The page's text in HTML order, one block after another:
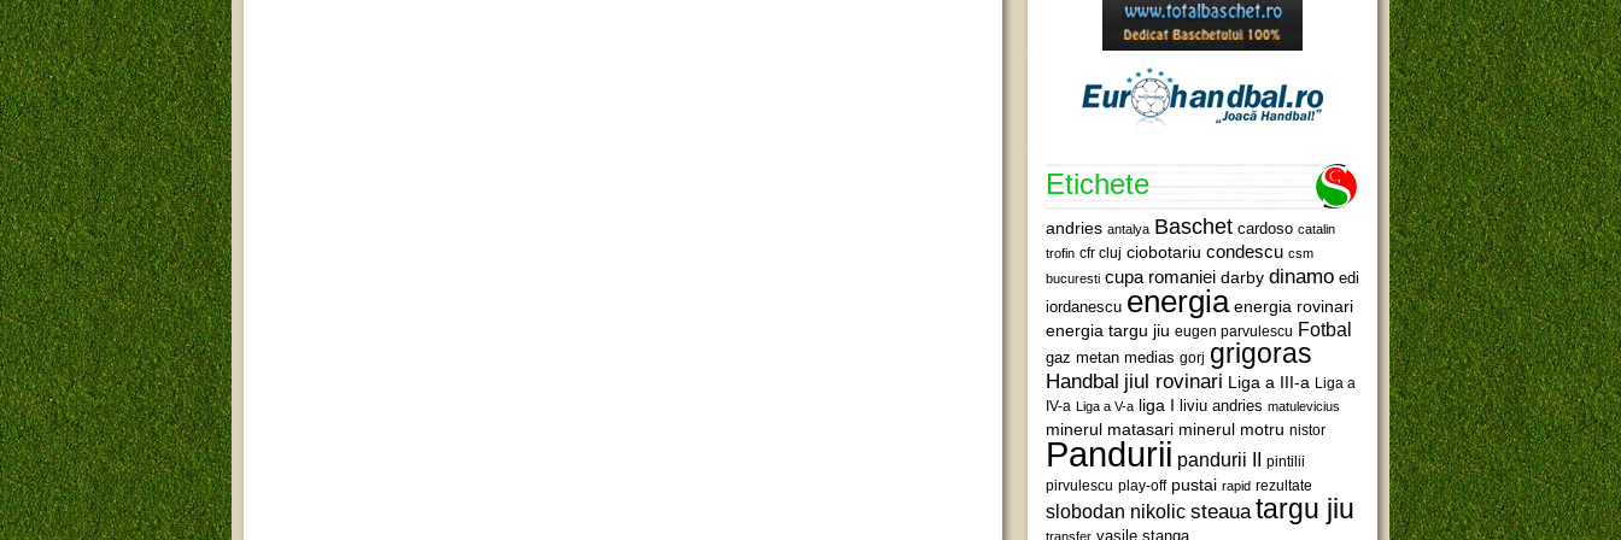
Etichete
andries antalya Baschet cardoso catalin
trofin cfr cluj ciobotariu condescu csm
bucuresti cupa romaniei darby dinamo edi
iordanescu energia energia rovinari
energia targu jiu eugen parvulescu Fotbal
gaz metan medias gorj grigoras
Handbal jiul rovinari Liga a III-a Liga a
IV-a Liga a V-a liga I liviu andries matulevicius
minerul matasari minerul motru nistor
Pandurii pandurii II pintilii
pirvulescu play-off pustai rapid rezultate
slobodan nikolic steaua targu jiu
transfer vasile stanga